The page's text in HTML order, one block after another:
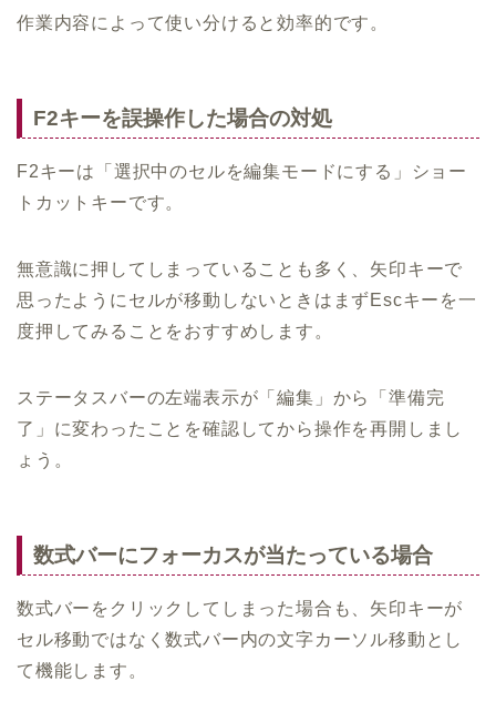
作業内容によって使い分けると効率的です。
F2キーを誤操作した場合の対処
F2キーは「選択中のセルを編集モードにする」ショー
トカットキーです。
無意識に押してしまっていることも多く、矢印キーで
思ったようにセルが移動しないときはまずEscキーを一
度押してみることをおすすめします。
ステータスバーの左端表示が「編集」から「準備完
了」に変わったことを確認してから操作を再開しまし
ょう。
数式バーにフォーカスが当たっている場合
数式バーをクリックしてしまった場合も、矢印キーが
セル移動ではなく数式バー内の文字カーソル移動とし
て機能します。